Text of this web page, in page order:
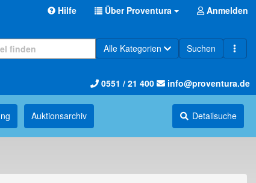
Hilfe Über Proventura Anmelden
Alle Kategorien Suchen
0551 / 21 400 info@proventura.de
Auktions­archiv Detailsuche